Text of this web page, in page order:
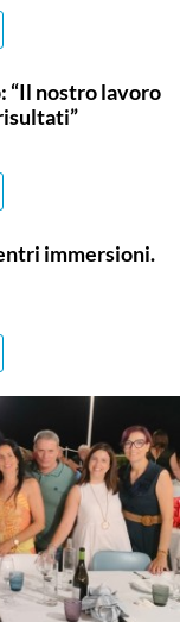
“Il nostro lavoro
immersioni.